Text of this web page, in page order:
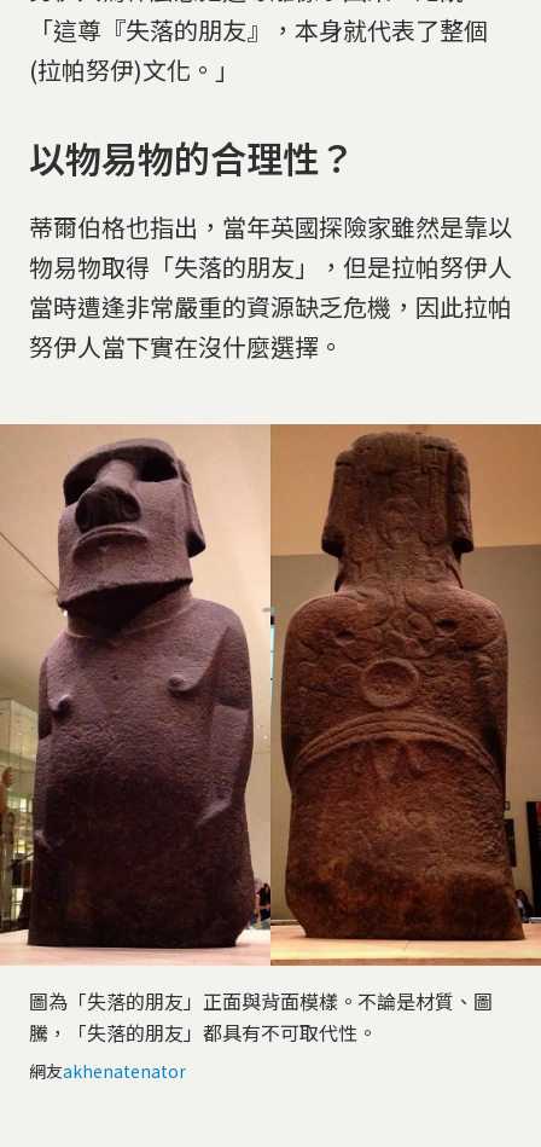
「這尊『失落的朋友』，本身就代表了整個
(拉帕努伊)文化。」
以物易物的合理性？
蒂爾伯格也指出，當年英國探險家雖然是靠以
物易物取得「失落的朋友」，但是拉帕努伊人
當時遭逢非常嚴重的資源缺乏危機，因此拉帕
努伊人當下實在沒什麼選擇。
圖為「失落的朋友」正面與背面模樣。不論是材質、圖
騰，「失落的朋友」都具有不可取代性。
網友akhenatenator